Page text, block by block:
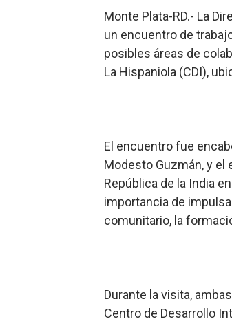
Lee
Operativo
Ministerio
Más de 180
Monte Plata-RD.- La
un encuentro de
posibles áreas de
La Hispaniola (CDI),
El encuentro fue
Modesto Guzmán, y el
República de la India
importancia de
comunitario, la
Durante la visita,
Centro de Desarrollo